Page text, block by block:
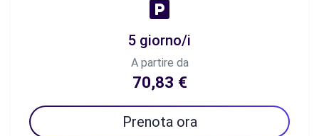
5 giorno/i
A partire da
70,83 €
Prenota ora